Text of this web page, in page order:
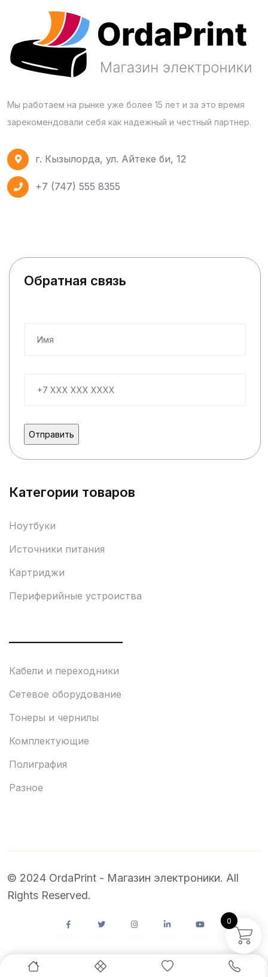
Мы работаем на рынке уже более 15 лет и за это время
зарекомендовали себя как надежный и честный партнер.
г. Кызылорда, ул. Айтеке би, 12
+7 (747) 555 8355
Обратная связь
Категории товаров
Ноутбуки
Источники питания
Картриджи
Периферийные устроиства
Кабели и переходники
Сетевое оборудование
Тонеры и чернилы
Комплектующие
Полиграфия
Разное
© 2024 OrdaPrint - Магазин электроники. All
Rights Reserved.
0